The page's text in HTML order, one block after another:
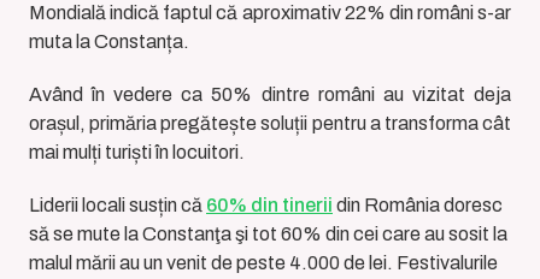
Mondială indică faptul că aproximativ 22% din români s-ar
muta la Constanța.
Având în vedere ca 50% dintre români au vizitat deja
orașul, primăria pregătește soluții pentru a transforma cât
mai mulți turiști în locuitori.
Liderii locali susțin că 60% din tinerii din România doresc
să se mute la Constanţa şi tot 60% din cei care au sosit la
malul mării au un venit de peste 4.000 de lei. Festivalurile